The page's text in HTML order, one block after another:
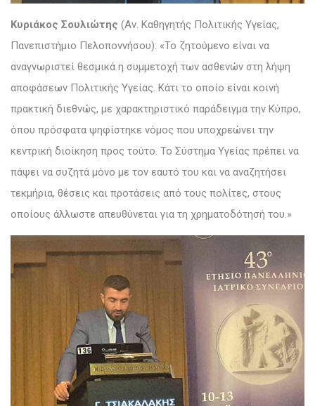
Κυριάκος Σουλιώτης (Αν. Καθηγητής Πολιτικής Υγείας,
Πανεπιστήμιο Πελοποννήσου): «Το ζητούμενο είναι να
αναγνωριστεί θεσμικά η συμμετοχή των ασθενών στη λήψη
αποφάσεων Πολιτικής Υγείας. Κάτι το οποίο είναι κοινή
πρακτική διεθνώς, με χαρακτηριστικό παράδειγμα την Κύπρο,
όπου πρόσφατα ψηφίστηκε νόμος που υποχρεώνει την
κεντρική διοίκηση προς τούτο. Το Σύστημα Υγείας πρέπει να
πάψει να συζητά μόνο με τον εαυτό του και να αναζητήσει
τεκμήρια, θέσεις και προτάσεις από τους πολίτες, στους
οποίους άλλωστε απευθύνεται για τη χρηματοδότησή του.»